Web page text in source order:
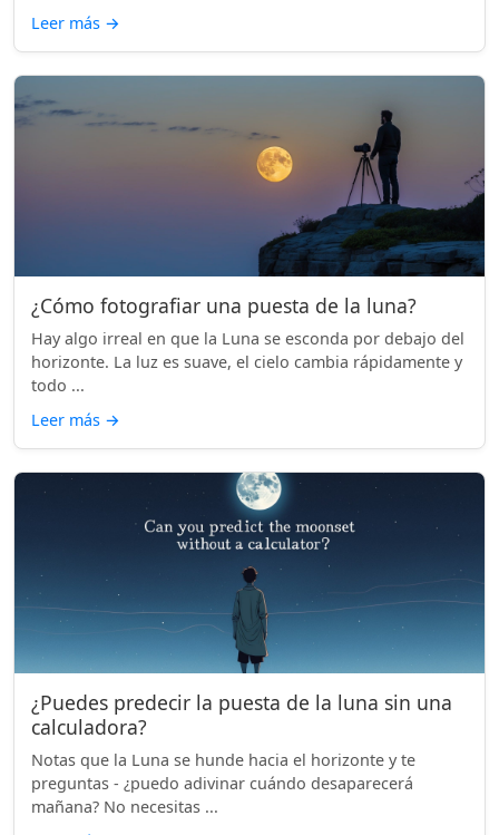
Leer más →
¿Cómo fotografiar una puesta de la luna?
Hay algo irreal en que la Luna se esconda por debajo del
horizonte. La luz es suave, el cielo cambia rápidamente y
todo ...
Leer más →
¿Puedes predecir la puesta de la luna sin una
calculadora?
Notas que la Luna se hunde hacia el horizonte y te
preguntas - ¿puedo adivinar cuándo desaparecerá
mañana? No necesitas ...